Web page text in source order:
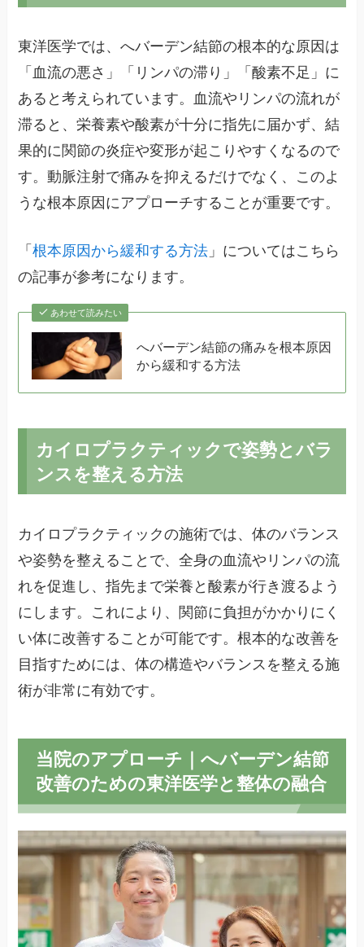
東洋医学では、へバーデン結節の根本的な原因は
「血流の悪さ」「リンパの滞り」「酸素不足」に
あると考えられています。血流やリンパの流れが
滞ると、栄養素や酸素が十分に指先に届かず、結
果的に関節の炎症や変形が起こりやすくなるので
す。動脈注射で痛みを抑えるだけでなく、このよ
うな根本原因にアプローチすることが重要です。
「根本原因から緩和する方法 」についてはこちら
の記事が参考になります。
あわせて読みたい
へバーデン結節の痛みを根本原因
から緩和する方法
カイロプラクティックで姿勢とバラ
ンスを整える方法
カイロプラクティックの施術では、体のバランス
や姿勢を整えることで、全身の血流やリンパの流
れを促進し、指先まで栄養と酸素が行き渡るよう
にします。これにより、関節に負担がかかりにく
い体に改善することが可能です。根本的な改善を
目指すためには、体の構造やバランスを整える施
術が非常に有効です。
当院のアプローチ｜へバーデン結節
改善のための東洋医学と整体の融合